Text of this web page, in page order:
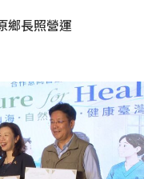
鄉長照營運